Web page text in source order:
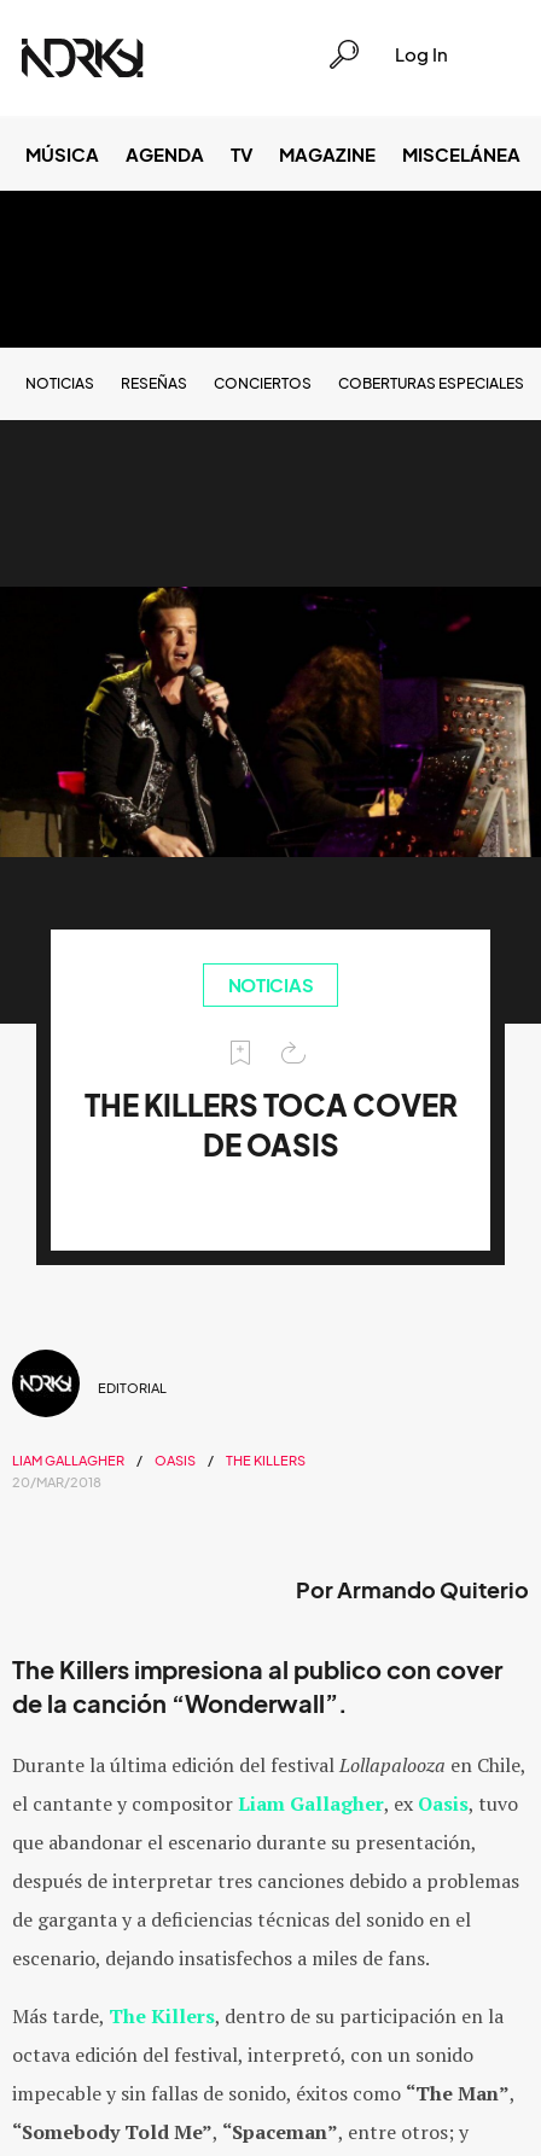
Log In
MÚSICA AGENDA TV MAGAZINE MISCELÁNEA
NOTICIAS RESEÑAS CONCIERTOS COBERTURAS ESPECIALES
NOTICIAS
THE KILLERS TOCA COVER
DE OASIS
EDITORIAL
LIAM GALLAGHER OASIS
THE KILLERS
20/MAR/2018
Por Armando Quiterio
The Killers impresiona al publico con cover
de la canción “Wonderwall”.
Durante la última edición del festivalLollapalooza en Chile,
el cantante y compositorLiam Gallagher, ex Oasis, tuvo
que abandonar el escenario durante su presentación,
después de interpretar tres canciones debido a problemas
de garganta y a deficiencias técnicas del sonido en el
escenario, dejando insatisfechos a miles de fans.
Más tarde, The Killers, dentro de su participación en la
octava edición del festival, interpretó, con un sonido
impecable y sin fallas de sonido, éxitos como “The Man”,
“Somebody Told Me”, “Spaceman”, entre otros; y